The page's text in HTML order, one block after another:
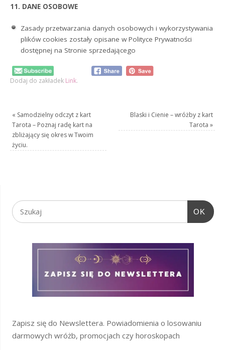
11. DANE OSOBOWE
Zasady przetwarzania danych osobowych i wykorzystywania
plików cookies zostały opisane w Polityce Prywatności
dostępnej na Stronie sprzedającego
Dodaj do zakładek Link.
« Samodzielny odczyt z kart
Tarota – Poznaj radę kart na
zbliżający się okres w Twoim
życiu.
Blaski i Cienie – wróżby z kart
Tarota »
OK
Zapisz się do Newslettera. Powiadomienia o losowaniu
darmowych wróżb, promocjach czy horoskopach